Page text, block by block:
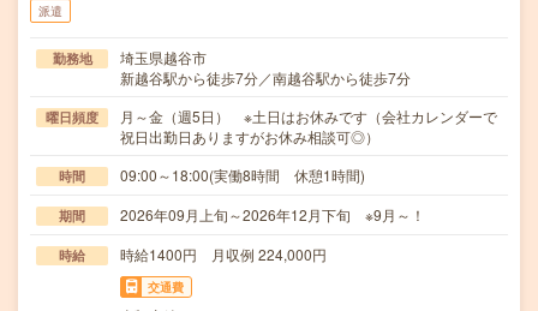
派遣
勤務地
埼玉県越谷市
新越谷駅から徒歩7分／南越谷駅から徒歩7分
曜日頻度
月～金（週5日） ※土日はお休みです（会社カレンダーで
祝日出勤日ありますがお休み相談可◎）
時間 09:00～18:00(実働8時間 休憩1時間)
期間 2026年09月上旬～2026年12月下旬 ※9月～！
時給 時給1400円 月収例 224,000円
交通費